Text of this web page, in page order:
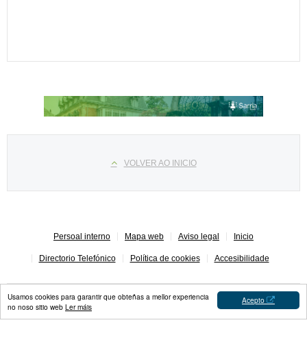
Acepto
Usamos cookies para garantir que obteñas a mellor experiencia
no noso sitio web Ler máis
VOLVER AO INICIO
Persoal interno Mapa web Aviso legal Inicio
Directorio Telefónico Política de cookies Accesibilidade